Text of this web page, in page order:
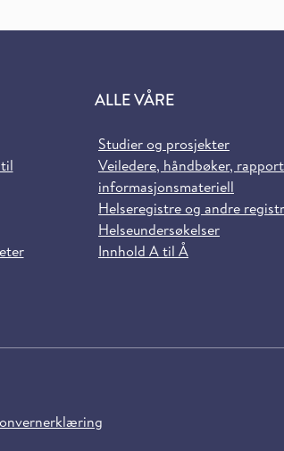
ALLE VÅRE
Studier og prosjekter
Veiledere, håndbøker,
informasjonsmateriell
Helseregistre og andre
Helseundersøkelser
Innhold A til Å